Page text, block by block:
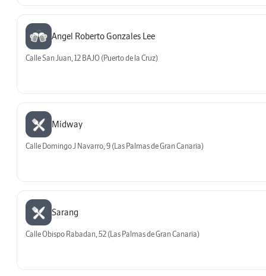
Angel Roberto Gonzales Lee
Calle San Juan, 12 BAJO (Puerto de la Cruz)
Midway
Calle Domingo J Navarro, 9 (Las Palmas de Gran Canaria)
Sarang
Calle Obispo Rabadan, 52 (Las Palmas de Gran Canaria)